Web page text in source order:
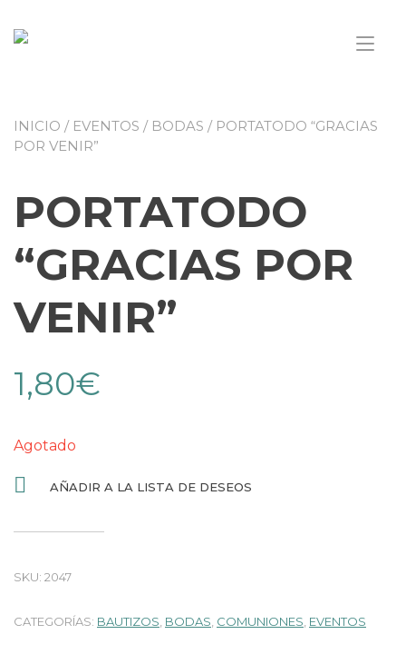
INICIO / EVENTOS / BODAS / PORTATODO “GRACIAS
POR VENIR”
PORTATODO
“GRACIAS POR
VENIR”
1,80€
Agotado
AÑADIR A LA LISTA DE DESEOS
SKU: 2047
CATEGORÍAS: BAUTIZOS, BODAS, COMUNIONES, EVENTOS